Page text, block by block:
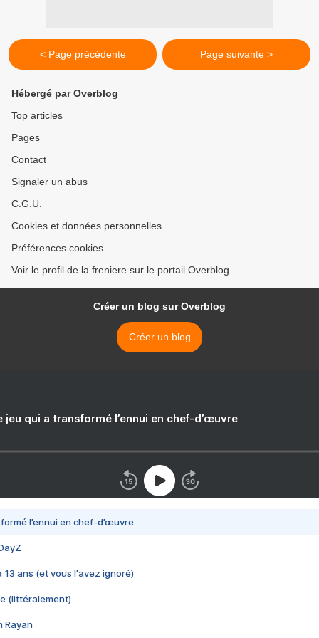
< Page précédente Page suivante >
Hébergé par Overblog
Top articles
Pages
Contact
Signaler un abus
C.G.U.
Cookies et données personnelles
Préférences cookies
Voir le profil de la freniere sur le portail Overblog
Créer un blog sur Overblog
Créer un blog
jeu qui a transformé l’ennui en chef-d’œuvre
l’ennui en chef-d’œuvre
13 ans (et vous l'avez ignoré)
(littéralement)
Rayan